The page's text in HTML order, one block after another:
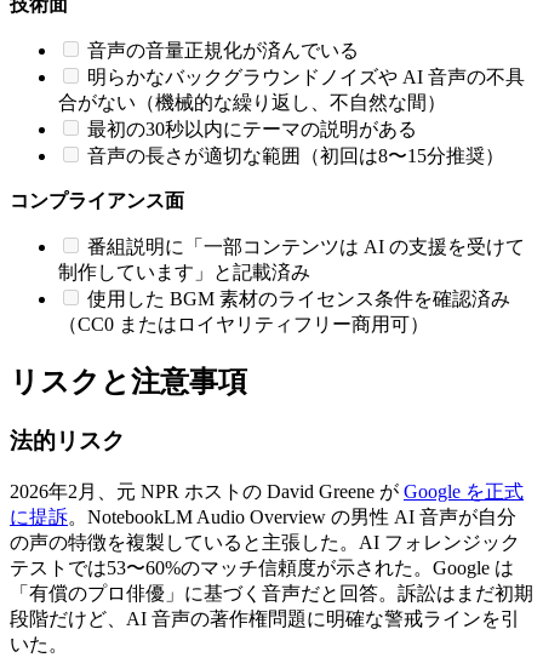
技術面
音声の音量正規化が済んでいる
明らかなバックグラウンドノイズや AI 音声の不具
合がない（機械的な繰り返し、不自然な間）
最初の30秒以内にテーマの説明がある
音声の長さが適切な範囲（初回は8〜15分推奨）
コンプライアンス面
番組説明に「一部コンテンツは AI の支援を受けて
制作しています」と記載済み
使用した BGM 素材のライセンス条件を確認済み
（CC0 またはロイヤリティフリー商用可）
リスクと注意事項
法的リスク
2026年2月、元 NPR ホストの David Greene が Google を正式
に提訴。NotebookLM Audio Overview の男性 AI 音声が自分
の声の特徴を複製していると主張した。AI フォレンジック
テストでは53〜60%のマッチ信頼度が示された。Google は
「有償のプロ俳優」に基づく音声だと回答。訴訟はまだ初期
段階だけど、AI 音声の著作権問題に明確な警戒ラインを引
いた。